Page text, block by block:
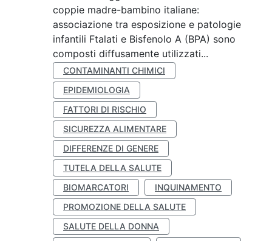
coppie madre-bambino italiane:
associazione tra esposizione e patologie
infantili Ftalati e Bisfenolo A (BPA) sono
composti diffusamente utilizzati...
CONTAMINANTI CHIMICI
EPIDEMIOLOGIA
FATTORI DI RISCHIO
SICUREZZA ALIMENTARE
DIFFERENZE DI GENERE
TUTELA DELLA SALUTE
BIOMARCATORI
INQUINAMENTO
PROMOZIONE DELLA SALUTE
SALUTE DELLA DONNA